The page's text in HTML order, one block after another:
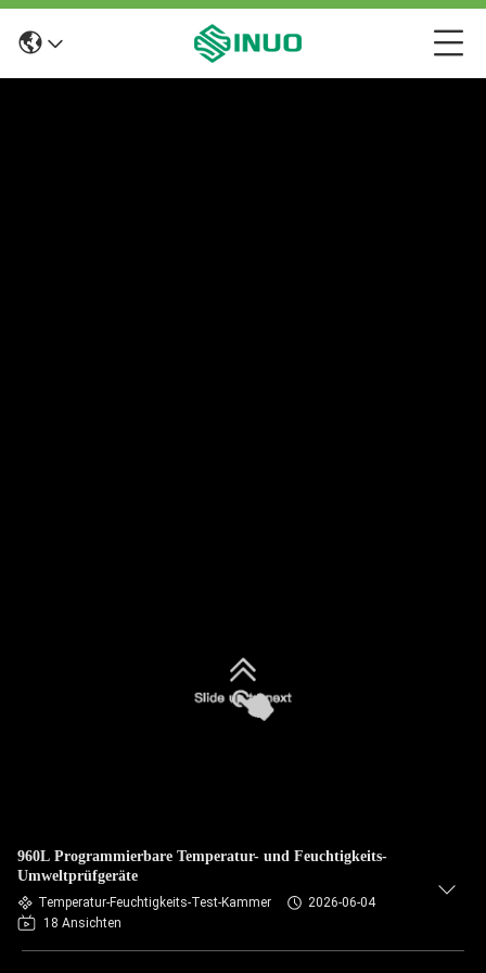
960L Programmierbare Temperatur- und Feuchtigkeits-
Umweltprüfgeräte
Temperatur-Feuchtigkeits-Test-Kammer
2026-06-04
18 Ansichten